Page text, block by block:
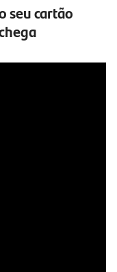
seu cartão